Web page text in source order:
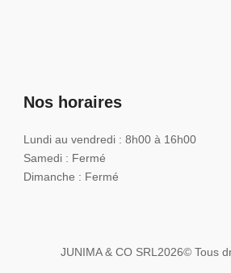
Nos horaires
Lundi au vendredi : 8h00 à 16h00
Samedi : Fermé
Dimanche : Fermé
JUNIMA & CO SRL 2026© Tous